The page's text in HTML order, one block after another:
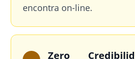
encontra on-line.
Zero